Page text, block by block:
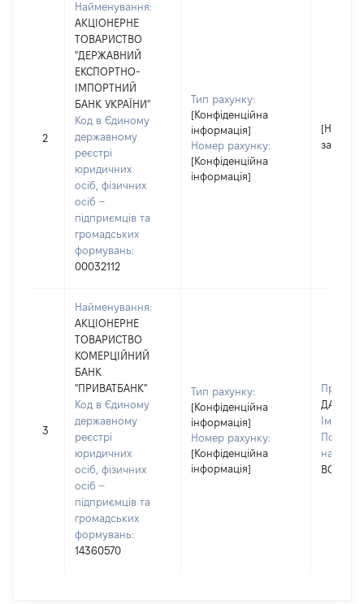
2
Найменування:
АКЦІОНЕРНЕ
ТОВАРИСТВО
"ДЕРЖАВНИЙ
ЕКСПОРТНО-
ІМПОРТНИЙ
БАНК УКРАЇНИ"
Код в Єдиному
державному
реєстрі
юридичних
осіб, фізичних
осіб –
підприємців та
громадських
формувань:
00032112
Тип рахунку:
[Конфіденційна
інформація]
Номер рахунку:
[Конфіденційна
інформація]
[Не
3
Найменування:
АКЦІОНЕРНЕ
ТОВАРИСТВО
КОМЕРЦІЙНИЙ
БАНК
"ПРИВАТБАНК"
Код в Єдиному
державному
реєстрі
юридичних
осіб, фізичних
осіб –
підприємців та
громадських
формувань:
14360570
Тип рахунку:
[Конфіденційна
інформація]
Номер рахунку:
[Конфіденційна
інформація]
Ім'я:
По